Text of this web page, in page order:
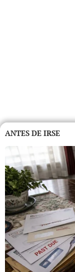
ANTES DE IRSE